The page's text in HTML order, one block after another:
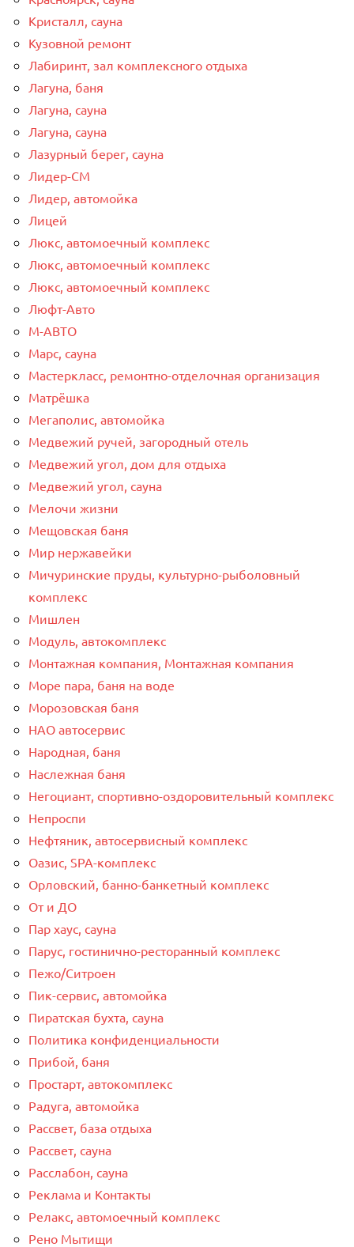
Кристалл, сауна
Кузовной ремонт
Лабиринт, зал комплексного отдыха
Лагуна, баня
Лагуна, сауна
Лагуна, сауна
Лазурный берег, сауна
Лидер-СМ
Лидер, автомойка
Лицей
Люкс, автомоечный комплекс
Люкс, автомоечный комплекс
Люкс, автомоечный комплекс
Люфт-Авто
М-АВТО
Марс, сауна
Мастеркласс, ремонтно-отделочная организация
Матрёшка
Мегаполис, автомойка
Медвежий ручей, загородный отель
Медвежий угол, дом для отдыха
Медвежий угол, сауна
Мелочи жизни
Мещовская баня
Мир нержавейки
Мичуринские пруды, культурно-рыболовный
комплекс
Мишлен
Модуль, автокомплекс
Монтажная компания, Монтажная компания
Море пара, баня на воде
Морозовская баня
НАО автосервис
Народная, баня
Наслежная баня
Негоциант, спортивно-оздоровительный комплекс
Непроспи
Нефтяник, автосервисный комплекс
Оазис, SPA-комплекс
Орловский, банно-банкетный комплекс
От и ДО
Пар хаус, сауна
Парус, гостинично-ресторанный комплекс
Пежо/Ситроен
Пик-сервис, автомойка
Пиратская бухта, сауна
Политика конфиденциальности
Прибой, баня
Простарт, автокомплекс
Радуга, автомойка
Рассвет, база отдыха
Рассвет, сауна
Расслабон, сауна
Реклама и Контакты
Релакс, автомоечный комплекс
Рено Мытищи